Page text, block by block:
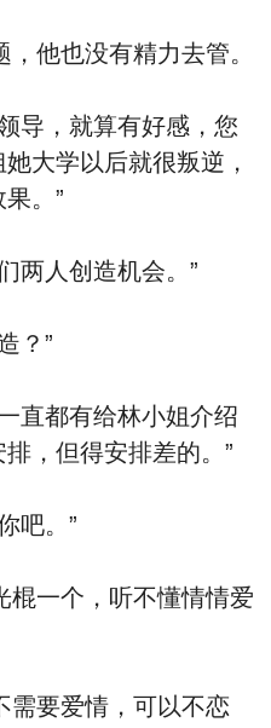
他也没有精力去管。
导，就算有好感，您
大学以后就很叛逆，
。”
两人创造机会。”
？”
直都有给林小姐介绍
，但得安排差的。”
吧。”
一个，听不懂情情爱
要爱情，可以不恋